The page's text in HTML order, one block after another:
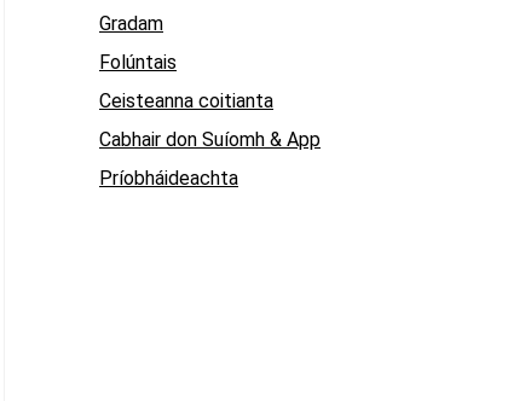
Gradam
Folúntais
Ceisteanna coitianta
Cabhair don Suíomh & App
Príobháideachta